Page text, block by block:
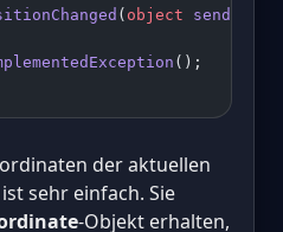
( object sender
();
der aktuellen
sehr einfach. Sie
-Objekt erhalten,